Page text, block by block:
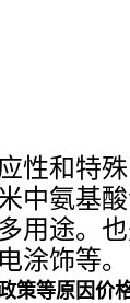
性和特
中氨基
用途。
涂饰等。
策等原因价